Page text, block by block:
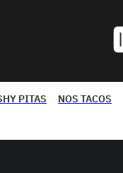
PITAS NOS TACOS